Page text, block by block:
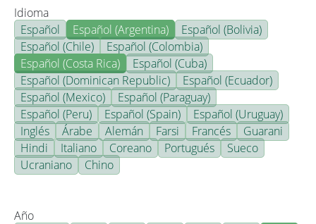
Idioma
Español
Español (Argentina)
Español (Bolivia)
Español (Chile)
Español (Colombia)
Español (Costa Rica)
Español (Cuba)
Español (Dominican Republic)
Español (Ecuador)
Español (Mexico)
Español (Paraguay)
Español (Peru)
Español (Spain)
Español (Uruguay)
Inglés
Árabe Alemán Farsi Francés
Guarani
Hindi
Italiano Coreano Portugués
Sueco
Ucraniano
Chino
Año